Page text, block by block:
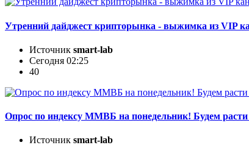
Утренний дайджест крипторынка - выжимка из VIP
Источник smart-lab
Сегодня 02:25
40
Опрос по индексу ММВБ на понедельник! Будем расти
Источник smart-lab